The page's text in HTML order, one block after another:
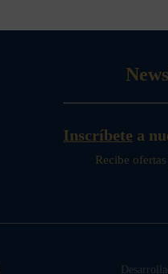
Inscríbete a
Recibe